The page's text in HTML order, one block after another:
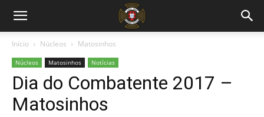
Início Núcleos Matosinhos
Núcleos Matosinhos Notícias
Dia do Combatente 2017 –
Matosinhos